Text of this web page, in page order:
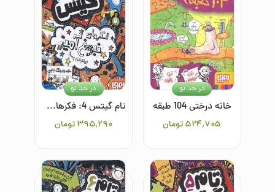
خانه درختی 104 طبقه
۵۲۴٬۷۰۵تومان
در حد نو
تام گیتس 4: فکرهای نبوغ‌آمیز (بیشترشان)
۳۹۵٬۲۹۰تومان
در حد نو